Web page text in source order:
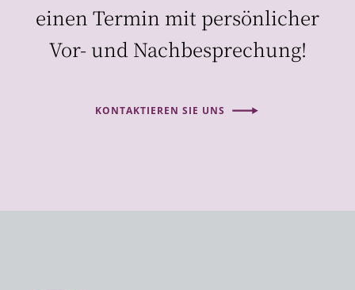
einen Termin mit persönlicher
Vor- und Nachbesprechung!
KONTAKTIEREN SIE UNS